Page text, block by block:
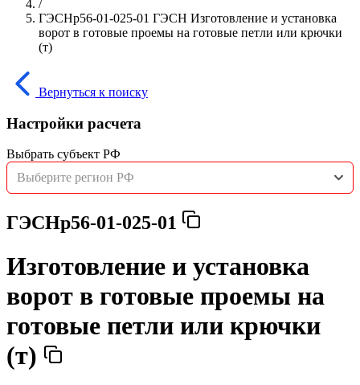
/
ГЭСНр56-01-025-01 ГЭСН Изготовление и установка
ворот в готовые проемы на готовые петли или крючки
(т)
Вернуться к поиску
Настройки расчета
Выбрать субъект РФ
Выберите регион РФ
ГЭСНр56-01-025-01
Изготовление и установка
ворот в готовые проемы на
готовые петли или крючки
(т)